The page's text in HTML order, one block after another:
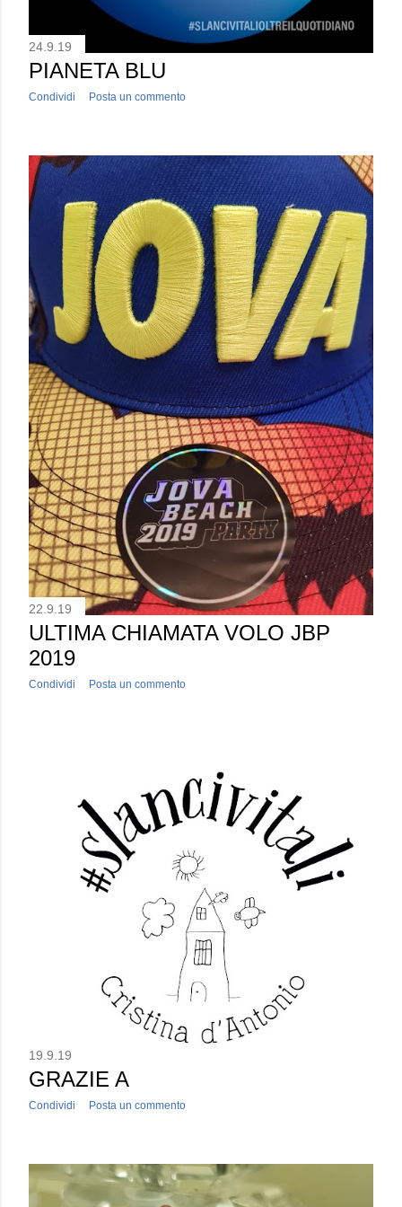
24.9.19
PIANETA BLU
Condividi Posta un commento
22.9.19
ULTIMA CHIAMATA VOLO JBP
2019
Condividi Posta un commento
19.9.19
GRAZIE A
Condividi Posta un commento